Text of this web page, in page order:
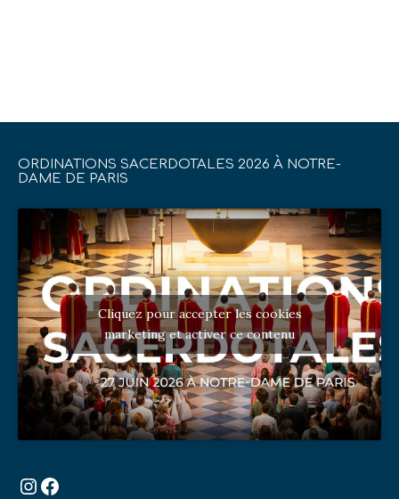
ORDINATIONS SACERDOTALES 2026 À NOTRE-
DAME DE PARIS
Cliquez pour accepter les cookies
marketing et activer ce contenu
Instagram
Facebook